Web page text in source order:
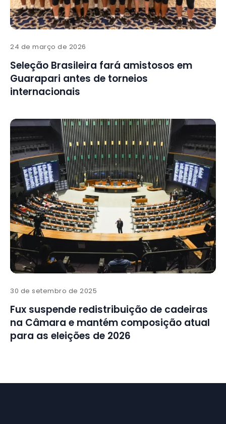
24 de março de 2026
Seleção Brasileira fará amistosos em
Guarapari antes de torneios
internacionais
30 de setembro de 2025
Fux suspende redistribuição de cadeiras
na Câmara e mantém composição atual
para as eleições de 2026